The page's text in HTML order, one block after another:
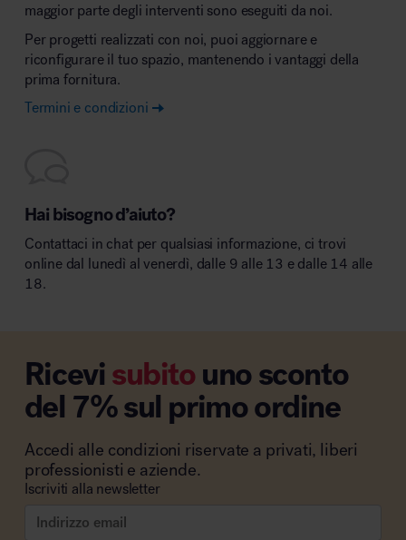
maggior parte degli interventi sono eseguiti da noi.
Per progetti realizzati con noi, puoi aggiornare e
riconfigurare il tuo spazio, mantenendo i vantaggi della
prima fornitura.
Termini e condizioni
Hai bisogno d’aiuto?
Contattaci in chat per qualsiasi informazione, ci trovi
online dal lunedì al venerdì, dalle 9 alle 13 e dalle 14 alle
18.
Ricevisubitouno sconto
del 7% sul primo ordine
Accedi alle condizioni riservate a privati, liberi
professionisti e aziende.
Iscriviti alla newsletter